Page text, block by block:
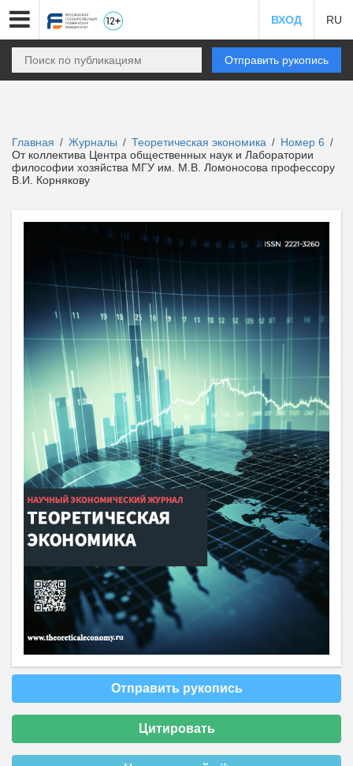
ВХОД RU
Отправить рукопись
Главная / Журналы / Теоретическая экономика / Номер 6 /
От коллектива Центра общественных наук и Лаборатории
философии хозяйства МГУ им. М.В. Ломоносова профессору
В.И. Корнякову
Отправить рукопись
Цитировать